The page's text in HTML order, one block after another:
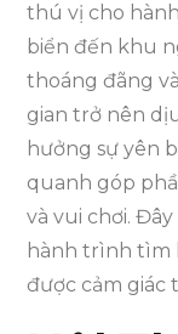
thú vị cho
biển đến khu
thoáng đãng
gian trở nên
hưởng sự yên
quanh góp
và vui chơi.
hành trình tìm
được cảm giác